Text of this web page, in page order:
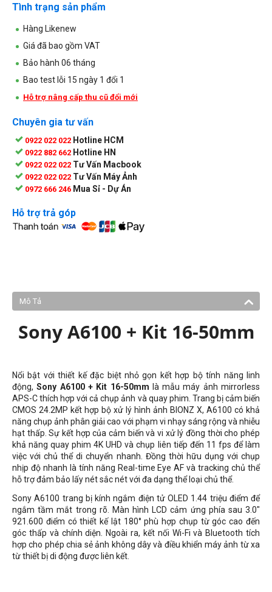
Tình trạng sản phẩm
Hàng Likenew
Giá đã bao gồm VAT
Bảo hành 06 tháng
Bao test lỗi 15 ngày 1 đổi 1
Hỗ trợ nâng cấp thu cũ đổi mới
Chuyên gia tư vấn
0922 022 022 Hotline HCM
0922 882 662 Hotline HN
0922 022 022 Tư Vấn Macbook
0922 022 022 Tư Vấn Máy Ảnh
0972 666 246 Mua Sỉ - Dự Án
Hỗ trợ trả góp
Mô Tả
Sony A6100 + Kit 16-50mm
Nổi bật với thiết kế đặc biệt nhỏ gọn kết hợp bộ tính năng linh
động, Sony A6100 + Kit 16-50mm là mẫu máy ảnh mirrorless
APS-C thích hợp với cả chụp ảnh và quay phim. Trang bị cảm biến
CMOS 24.2MP kết hợp bộ xử lý hình ảnh BIONZ X, A6100 có khả
năng chụp ảnh phân giải cao với phạm vi nhạy sáng rộng và nhiễu
hạt thấp. Sự kết hợp của cảm biến và vi xử lý đồng thời cho phép
khả năng quay phim 4K UHD và chụp liên tiếp đến 11 fps để làm
việc với chủ thể di chuyển nhanh. Đồng thời hữu dụng với chụp
nhịp độ nhanh là tính năng Real-time Eye AF và tracking chủ thể
hỗ trợ đảm bảo lấy nét sắc nét với đa dạng thể loại chủ thể.
Sony A6100 trang bị kính ngắm điện tử OLED 1.44 triệu điểm để
ngắm tầm mắt trong rõ. Màn hình LCD cảm ứng phía sau 3.0"
921.600 điểm có thiết kế lật 180° phù hợp chụp từ góc cao đến
góc thấp và chính diện. Ngoài ra, kết nối Wi-Fi và Bluetooth tích
hợp cho phép chia sẻ ảnh không dây và điều khiển máy ảnh từ xa
từ thiết bị di động được liên kết.